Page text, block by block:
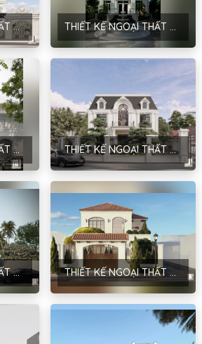
THIẾT KẾ NGOẠI THẤT BIỆT THỰ SÂN VƯỜN – PHONG CÁCH NEOCLASSIC – HÀ NỘI – ANH HUY THIẾT KẾ NGOẠI THẤT BIỆT THỰ – PHONG CÁCH TÂN CỔ ĐIỂN – NHA TRANG
THIẾT KẾ NGOẠI THẤT CÔNG TRÌNH PARK RIVER 167 – PHONG CÁCH HIỆN ĐẠI – HƯNG YÊN – ANH THẮNG THIẾT KẾ NGOẠI THẤT BIỆT THỰ GIA ĐÌNH PHONG CÁCH NEOCLASSIC – ANH ĐINH
THIẾT KẾ NGOẠI THẤT BIỆT THỰ PHONG CÁCH HIỆN ĐẠI TẠI SÓC SƠN – CHỊ THỦY THIẾT KẾ NGOẠI THẤT BIỆT THỰ PHONG CÁCH ĐỊA TRUNG HẢI TẠI THÁI BÌNH – ANH LỪNG